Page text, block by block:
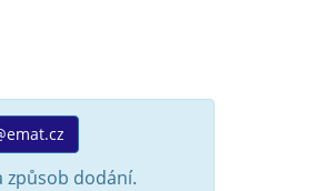
způsob dodání.